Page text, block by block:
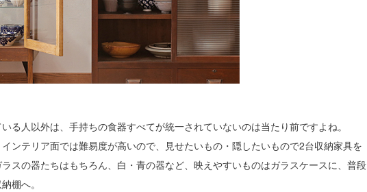
る人以外は、手持ちの食器すべてが統一されていないのは当たり前ですよね。
ンテリア面では難易度が高いので、見せたいもの・隠したいもので2台収納家具を
スの器たちはもちろん、白・青の器など、映えやすいものはガラスケースに、普段
棚へ。